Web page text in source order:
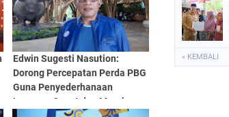
Edwin Sugesti Nasution:
Dorong Percepatan Perda PBG
Guna Penyederhanaan
Layanan Cepat dan Murah
« KEMBALI